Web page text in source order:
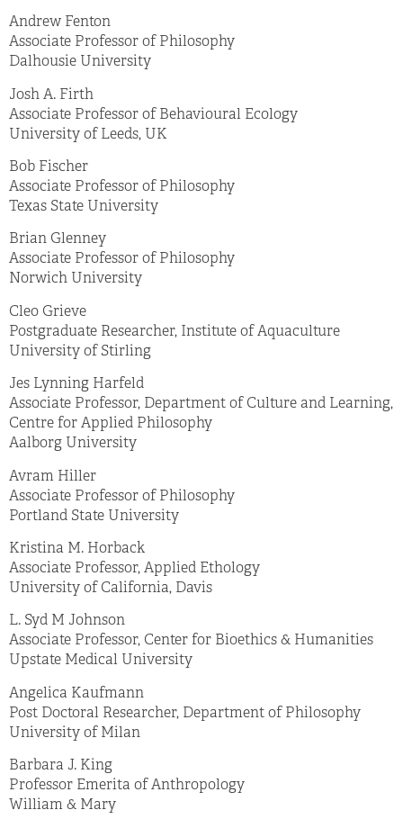
Andrew Fenton
Associate Professor of Philosophy
Dalhousie University
Josh A. Firth
Associate Professor of Behavioural Ecology
University of Leeds, UK
Bob Fischer
Associate Professor of Philosophy
Texas State University
Brian Glenney
Associate Professor of Philosophy
Norwich University
Cleo Grieve
Postgraduate Researcher, Institute of Aquaculture
University of Stirling
Jes Lynning Harfeld
Associate Professor, Department of Culture and Learning,
Centre for Applied Philosophy
Aalborg University
Avram Hiller
Associate Professor of Philosophy
Portland State University
Kristina M. Horback
Associate Professor, Applied Ethology
University of California, Davis
L. Syd M Johnson
Associate Professor, Center for Bioethics & Humanities
Upstate Medical University
Angelica Kaufmann
Post Doctoral Researcher, Department of Philosophy
University of Milan
Barbara J. King
Professor Emerita of Anthropology
William & Mary